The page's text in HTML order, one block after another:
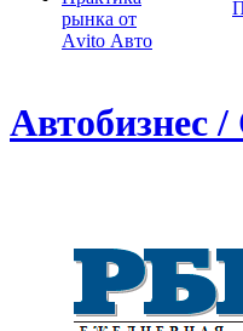
рынка от
Аvito Авто
Автобизнес